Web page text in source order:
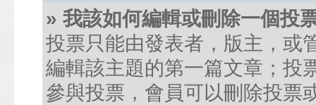
» 我該如何編輯或刪除一個投
投票只能由發表者，版主，或
編輯該主題的第一篇文章；投
參與投票，會員可以刪除投票